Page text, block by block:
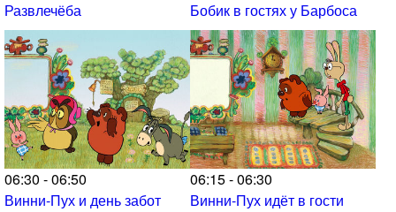
Развлечёба
Бобик в гостях у Барбоса
06:30 - 06:50
Винни-Пух и день забот
06:15 - 06:30
Винни-Пух идёт в гости